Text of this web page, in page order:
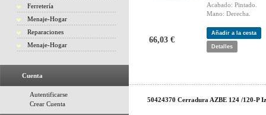
Ferretería
Menaje-Hogar
Reparaciones
Menaje-Hogar
Cuenta
Autentificarse
Crear Cuenta
Acabado: Pintado.
Mano: Derecha.
66,03 €
Añadir a la cesta
Detalles
50424370 Cerradura AZBE 124 /120-P